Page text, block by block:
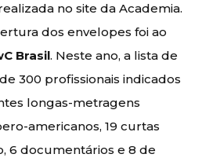
no site da Academia.
dos envelopes foi ao
Brasil. Neste ano, a lista de
300 profissionais indicados
longas-metragens
americanos, 19 curtas
6 documentários e 8 de